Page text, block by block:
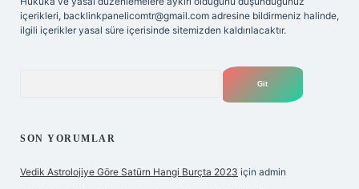
içerikleri, backlinkpanelicomtr@gmail.com adresine bildirmeniz halinde,
ilgili içerikler yasal süre içerisinde sitemizden kaldırılacaktır.
SON YORUMLAR
Vedik Astrolojiye Göre Satürn Hangi Burçta 2023 için admin